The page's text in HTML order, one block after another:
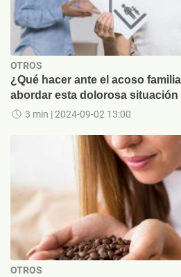
OTROS
¿Qué hacer ante el acoso
abordar esta dolorosa situación
3 min | 2024-09-02 13:00
OTROS